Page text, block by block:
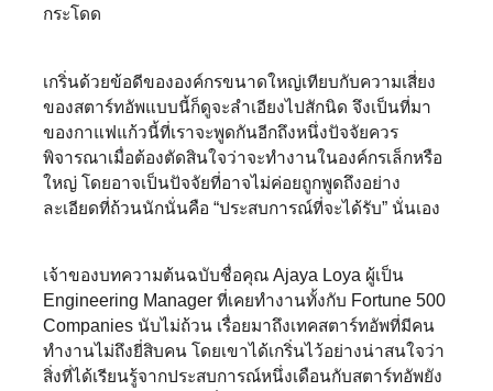
กระโดด
เกริ่นด้วยข้อดีขององค์กรขนาดใหญ่เทียบกับความเสี่ยง
ของสตาร์ทอัพแบบนี้ก็ดูจะลำเอียงไปสักนิด จึงเป็นที่มา
ของกาแฟแก้วนี้ที่เราจะพูดกันอีกถึงหนึ่งปัจจัยควร
พิจารณาเมื่อต้องตัดสินใจว่าจะทำงานในองค์กรเล็กหรือ
ใหญ่ โดยอาจเป็นปัจจัยที่อาจไม่ค่อยถูกพูดถึงอย่าง
ละเอียดที่ถ้วนนักนั่นคือ “ประสบการณ์ที่จะได้รับ” นั่นเอง
เจ้าของบทความต้นฉบับชื่อคุณ Ajaya Loya ผู้เป็น
Engineering Manager ที่เคยทำงานทั้งกับ Fortune 500
Companies นับไม่ถ้วน เรื่อยมาถึงเทคสตาร์ทอัพที่มีคน
ทำงานไม่ถึงยี่สิบคน โดยเขาได้เกริ่นไว้อย่างน่าสนใจว่า
สิ่งที่ได้เรียนรู้จากประสบการณ์หนึ่งเดือนกับสตาร์ทอัพยัง